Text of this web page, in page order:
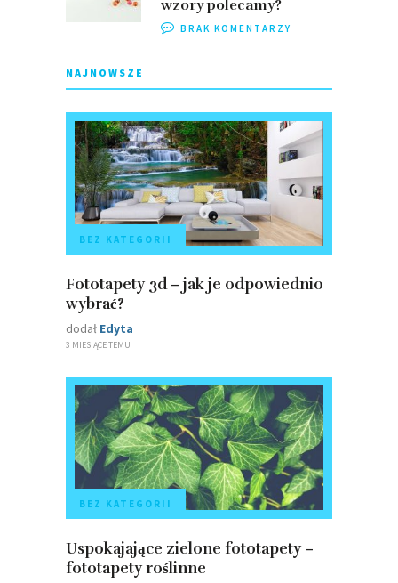
wzory polecamy?
BRAK KOMENTARZY
NAJNOWSZE
BEZ KATEGORII
Fototapety 3d – jak je odpowiednio
wybrać?
dodał Edyta
3 MIESIĄCE TEMU
BEZ KATEGORII
Uspokajające zielone fototapety –
fototapety roślinne